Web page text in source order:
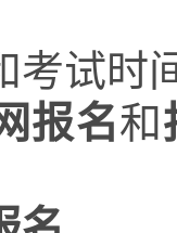
考试时
报名和